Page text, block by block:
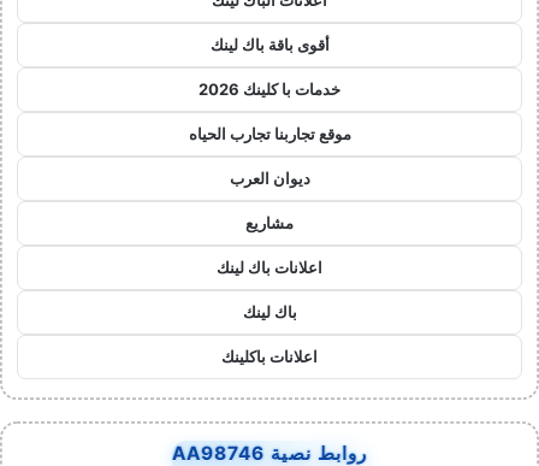
أقوى باقة باك لينك
خدمات با كلينك 2026
موقع تجاربنا تجارب الحياه
ديوان العرب
مشاريع
اعلانات باك لينك
باك لينك
اعلانات باكلينك
روابط نصية AA98746